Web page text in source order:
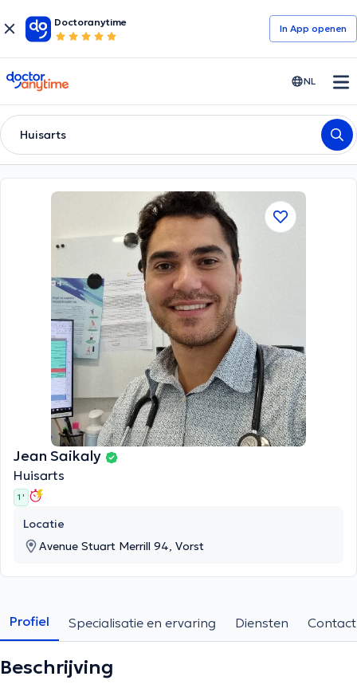
Doctoranytime
In App openen
doctoranytime NL
Huisarts
Jean Saikaly
Huisarts
1 '
Locatie
Avenue Stuart Merrill 94, Vorst
Profiel Specialisatie en ervaring Diensten Contact
Beschrijving